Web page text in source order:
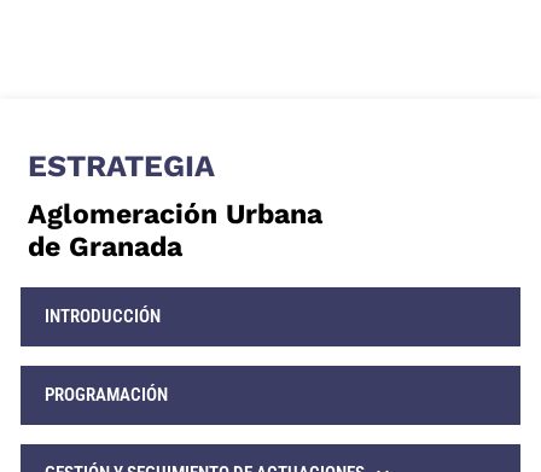
ESTRATEGIA
Aglomeración Urbana
de Granada
INTRODUCCIÓN
PROGRAMACIÓN